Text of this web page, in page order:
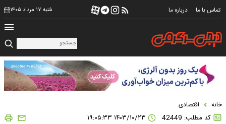
تماس با ما درباره ما شنبه ۱۷ مرداد ۱۴۰۵
خانه اقتصادی
کد مطلب: 42449